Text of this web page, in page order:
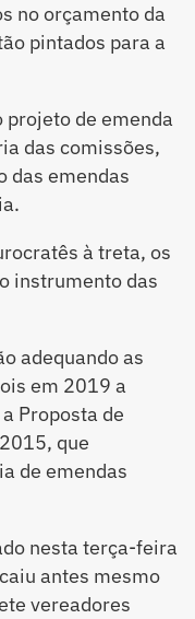
no orçamento da
pintados para a
projeto de emenda
das comissões,
das emendas
à treta, os
instrumento das
adequando as
em 2019 a
Proposta de
que
de emendas
nesta terça-feira
antes mesmo
vereadores